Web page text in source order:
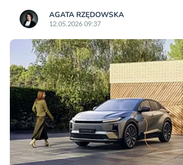
AGATA RZĘDOWSKA
12.05.2026 09:37